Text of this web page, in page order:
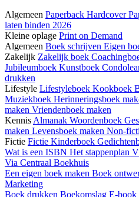
Algemeen Paperback Hardcover
laten binden 2026
Kleine oplage Print on Demand
Algemeen Boek schrijven Eigen
Zakelijk Zakelijk boek
Jubileumboek Kunstboek
drukken
Lifestyle Lifestyleboek Kookboek
Muziekboek Herinneringsboek
maken Vriendenboek maken
Kennis Almanak Woordenboek
maken Levensboek maken Non-
Fictie Fictie Kinderboek
Wat is een ISBN Het stappenplan
Via Centraal Boekhuis
Een eigen boek maken Boek
Marketing
Boek drukken Boekomslag E-book